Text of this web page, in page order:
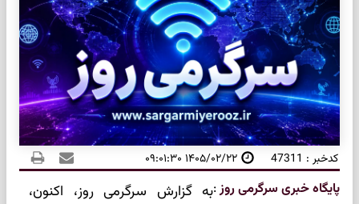
کدخبر : 47311 ۱۴۰۵/۰۲/۲۲ ۰۹:۰۱:۳۰
پایگاه خبری سرگرمی روز:به گزارش سرگرمی روز، اکنون،